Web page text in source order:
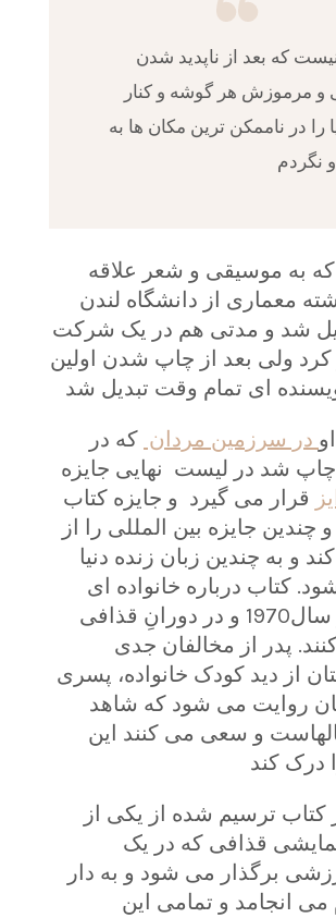
که بعد از ناپدید شدن
و مرموزش هر گوشه و کنار
را در ناممکن ترین مکان ها به
نگردم
به موسیقی و شعر علاقه
معماری از دانشگاه لندن
شد و مدتی هم در یک شرکت
ولی بعد از چاپ شدن اولین
ای تمام وقت تبدیل شد
در سرزمین مردان که در
قرار می گیرد و جایزه کتاب
چندین جایزه بین المللی را از
و به چندین زبان زنده دنیا
کتاب درباره خانواده ای
است که در سال1970 و در دورانِ قذافی
پدر از مخالفان جدی
از دید کودک خانواده، پسری
روایت می شود که شاهد
و سعی می کنند این
ترسیم شده از یکی از
قذافی که در یک
برگذار می شود و به دار
انجامد و تمامی این